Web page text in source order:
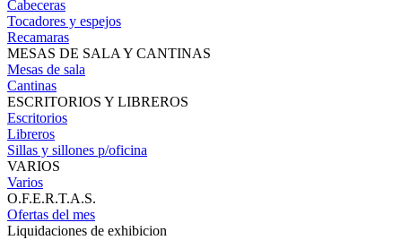
Cabeceras
Tocadores y espejos
Recamaras
MESAS DE SALA Y CANTINAS
Mesas de sala
Cantinas
ESCRITORIOS Y LIBREROS
Escritorios
Libreros
Sillas y sillones p/oficina
VARIOS
Varios
O.F.E.R.T.A.S.
Ofertas del mes
Liquidaciones de exhibicion